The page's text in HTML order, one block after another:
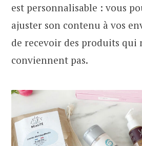
est personnalisable : vous
ajuster son contenu à vos
de recevoir des produits qui
conviennent pas.